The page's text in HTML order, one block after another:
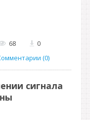
68
0
(0)
сигнала